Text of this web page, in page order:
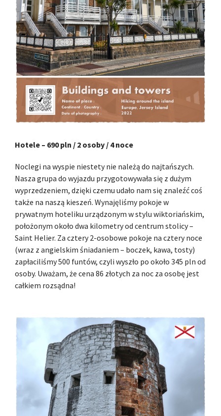
Hotele – 690 pln / 2 osoby / 4 noce
Noclegi na wyspie niestety nie należą do najtańszych.
Nasza grupa do wyjazdu przygotowywała się z dużym
wyprzedzeniem, dzięki czemu udało nam się znaleźć coś
także na naszą kieszeń. Wynajęliśmy pokoje w
prywatnym hoteliku urządzonym w stylu wiktoriańskim,
położonym około dwa kilometry od centrum stolicy –
Saint Helier. Za cztery 2-osobowe pokoje na cztery noce
(wraz z angielskim śniadaniem – boczek, kawa, tosty)
zapłaciliśmy 500 funtów, czyli wyszło po około 345 pln od
osoby. Uważam, że cena 86 złotych za noc za osobę jest
całkiem rozsądna!